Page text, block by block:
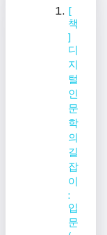
[
책
]
디
지
털
인
문
학
의
길
잡
이
:
입
문